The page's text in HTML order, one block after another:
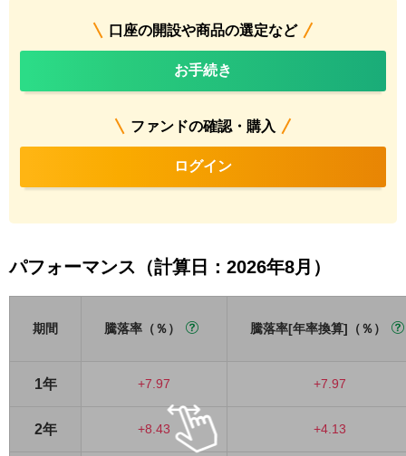
口座の開設や商品の選定など
お手続き
ファンドの確認・購入
ログイン
パフォーマンス（計算日：2026年8月）
期間 騰落率（％） 騰落率[年率換算]（％）
1年 +7.97 +7.97
2年 +8.43 +4.13